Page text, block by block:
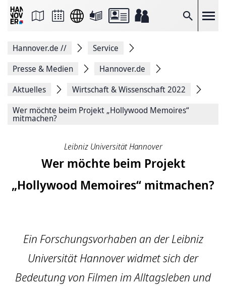
Suche
Seite
Facebook
teilen
Seitenlink
Seite
Drucken
Hannover.de //
Service
Presse & Medien
Hannover.de
Aktuelles
Wirtschaft & Wissenschaft 2022
Wer möchte beim Projekt „Hollywood Memoires“
mitmachen?
Leibniz Universität Hannover
Wer möchte beim Projekt
„Hollywood Memoires“ mitmachen?
Ein Forschungsvorhaben an der Leibniz
Universität Hannover widmet sich der
Bedeutung von Filmen im Alltagsleben und